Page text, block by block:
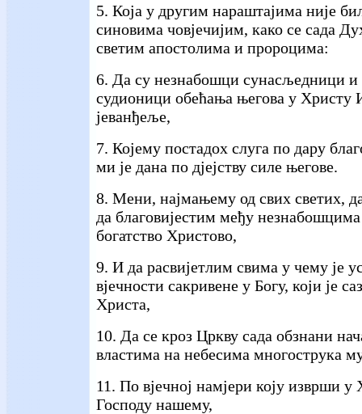
5. Која у другим нараштајима није
синовима човјечијим, како се сада
светим апостолима и пророцима:
6. Да су незнабошци сунасљедници и
судионици обећања његова у Христу
јеванђеље,
7. Којему постадох слуга по дару
ми је дана по дјејству силе његове.
8. Мени, најмањему од свих светих,
да благовијестим међу
богатство Христово,
9. И да расвијетлим свима у чему је
вјечности сакривене у Богу, који је
Христа,
10. Да се кроз Цркву сада обзнани
властима на небесима многострука
11. По вјечној намјери коју изврши
Господу нашему,